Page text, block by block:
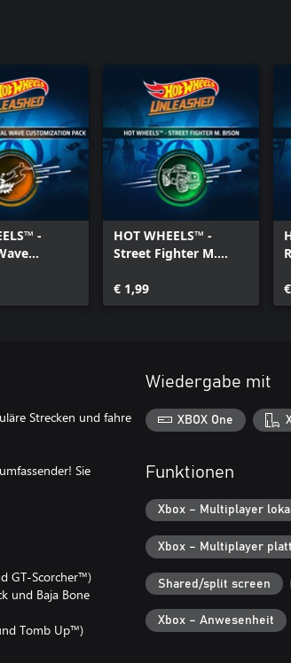
-
HOT WHEELS™ -
Street Fighter M.
€ 1,99
Strecken und fahre
Sie
GT-Scorcher™)
und Baja Bone
Tomb Up™)
Wiedergabe mit
XBOX One
Funktionen
Xbox – Multiplayer
Xbox – Multiplayer
Shared/split screen
Xbox – Anwesenheit